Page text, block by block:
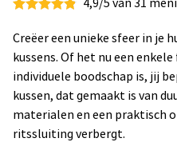
Creëer een unieke sfeer in je
kussens. Of het nu een
individuele boodschap is, jij
kussen, dat gemaakt is van
materialen en een praktisch
ritssluiting verbergt.